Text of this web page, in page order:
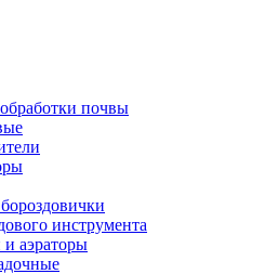
почвы
инструмента
аэраторы